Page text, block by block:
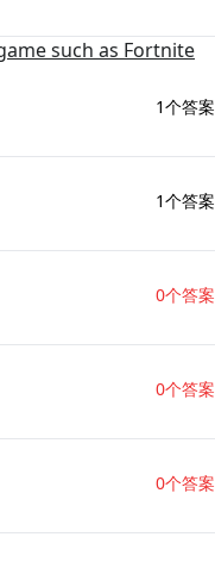
such as Fortnite
1个答案
1个答案
0个答案
0个答案
0个答案